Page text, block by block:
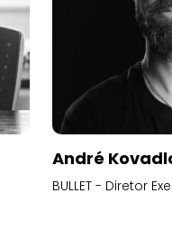
André
BULLET - Diretor